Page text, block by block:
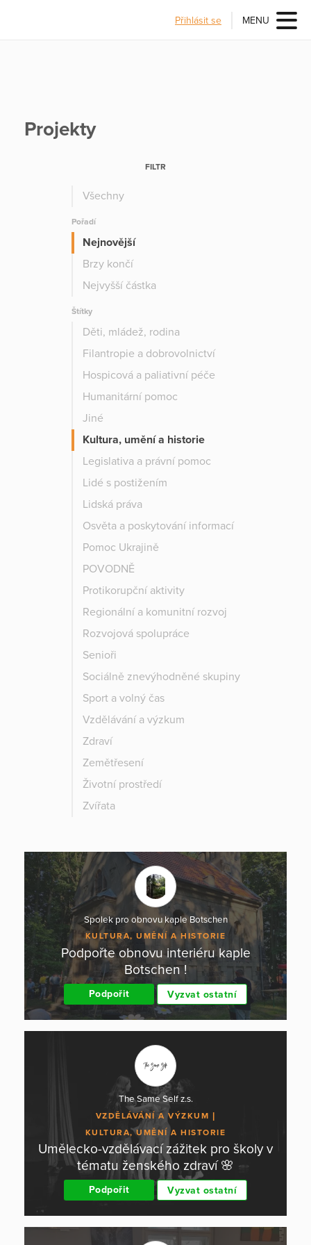
Přihlásit se MENU
Projekty
FILTR
Všechny
Pořadí
Nejnovější
Brzy končí
Nejvyšší částka
Štítky
Děti, mládež, rodina
Filantropie a dobrovolnictví
Hospicová a paliativní péče
Humanitární pomoc
Jiné
Kultura, umění a historie
Legislativa a právní pomoc
Lidé s postižením
Lidská práva
Osvěta a poskytování informací
Pomoc Ukrajině
POVODNĚ
Protikorupční aktivity
Regionální a komunitní rozvoj
Rozvojová spolupráce
Senioři
Sociálně znevýhodněné skupiny
Sport a volný čas
Vzdělávání a výzkum
Zdraví
Zemětřesení
Životní prostředí
Zvířata
Spolek pro obnovu kaple Botschen
KULTURA, UMĚNÍ A HISTORIE
Podpořte obnovu interiéru kaple
Botschen !
Podpořit Vyzvat ostatní
The Same Self z.s.
VZDĚLÁVÁNÍ A VÝZKUM
KULTURA, UMĚNÍ A HISTORIE
Umělecko-vzdělávací zážitek pro školy v
tématu ženského zdraví 🌸
Podpořit Vyzvat ostatní